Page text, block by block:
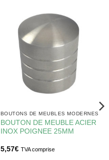
BOUTONS DE MEUBLES MODERNES
BOUTON DE MEUBLE ACIER
INOX POIGNEE 25MM
5,57€ TVA comprise